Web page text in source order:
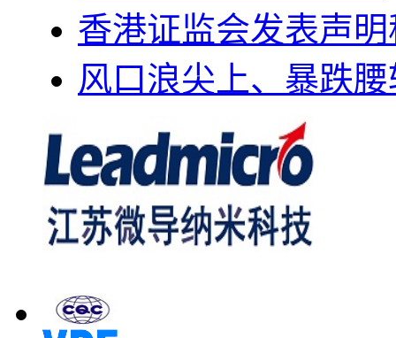
香港证监会发表声
风口浪尖上、暴跌